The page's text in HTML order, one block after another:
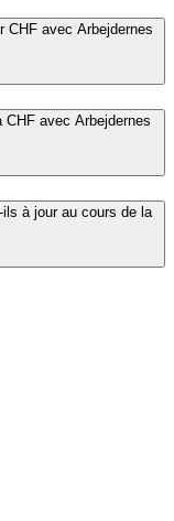
CHF avec Arbejdernes
avec Arbejdernes
à jour au cours de la